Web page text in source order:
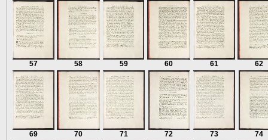
57 58 59 60 61 62
69 70 71 72 73 74